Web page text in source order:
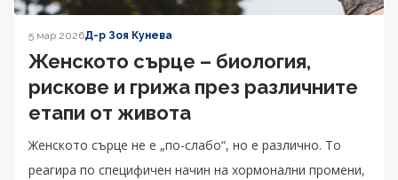
5 мар 2026Д-р Зоя Кунева
Женското сърце – биология,
рискове и грижа през различните
етапи от живота
Женското сърце не е „по-слабо“, но е различно. То
реагира по специфичен начин на хормонални промени,